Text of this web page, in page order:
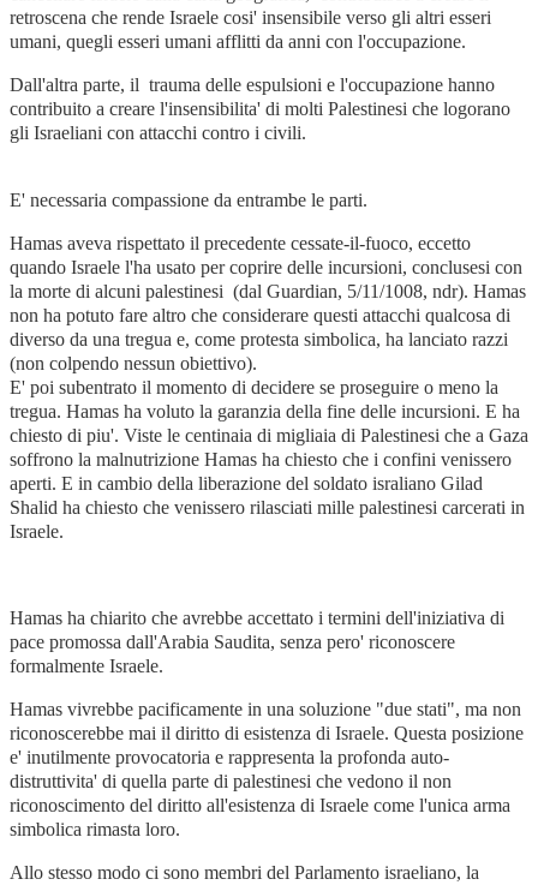
retroscena che rende Israele cosi' insensibile verso gli altri esseri
umani, quegli esseri umani afflitti da anni con l'occupazione.
Dall'altra parte, il trauma delle espulsioni e l'occupazione hanno
contribuito a creare l'insensibilita' di molti Palestinesi che logorano
gli Israeliani con attacchi contro i civili.
E' necessaria compassione da entrambe le parti.
Hamas aveva rispettato il precedente cessate-il-fuoco, eccetto
quando Israele l'ha usato per coprire delle incursioni, conclusesi con
la morte di alcuni palestinesi (dal Guardian, 5/11/1008, ndr). Hamas
non ha potuto fare altro che considerare questi attacchi qualcosa di
diverso da una tregua e, come protesta simbolica, ha lanciato razzi
(non colpendo nessun obiettivo).
E' poi subentrato il momento di decidere se proseguire o meno la
tregua. Hamas ha voluto la garanzia della fine delle incursioni. E ha
chiesto di piu'. Viste le centinaia di migliaia di Palestinesi che a Gaza
soffrono la malnutrizione Hamas ha chiesto che i confini venissero
aperti. E in cambio della liberazione del soldato israliano Gilad
Shalid ha chiesto che venissero rilasciati mille palestinesi carcerati in
Israele.
Hamas ha chiarito che avrebbe accettato i termini dell'iniziativa di
pace promossa dall'Arabia Saudita, senza pero' riconoscere
formalmente Israele.
Hamas vivrebbe pacificamente in una soluzione "due stati", ma non
riconoscerebbe mai il diritto di esistenza di Israele. Questa posizione
e' inutilmente provocatoria e rappresenta la profonda auto-
distruttivita' di quella parte di palestinesi che vedono il non
riconoscimento del diritto all'esistenza di Israele come l'unica arma
simbolica rimasta loro.
Allo stesso modo ci sono membri del Parlamento israeliano, la